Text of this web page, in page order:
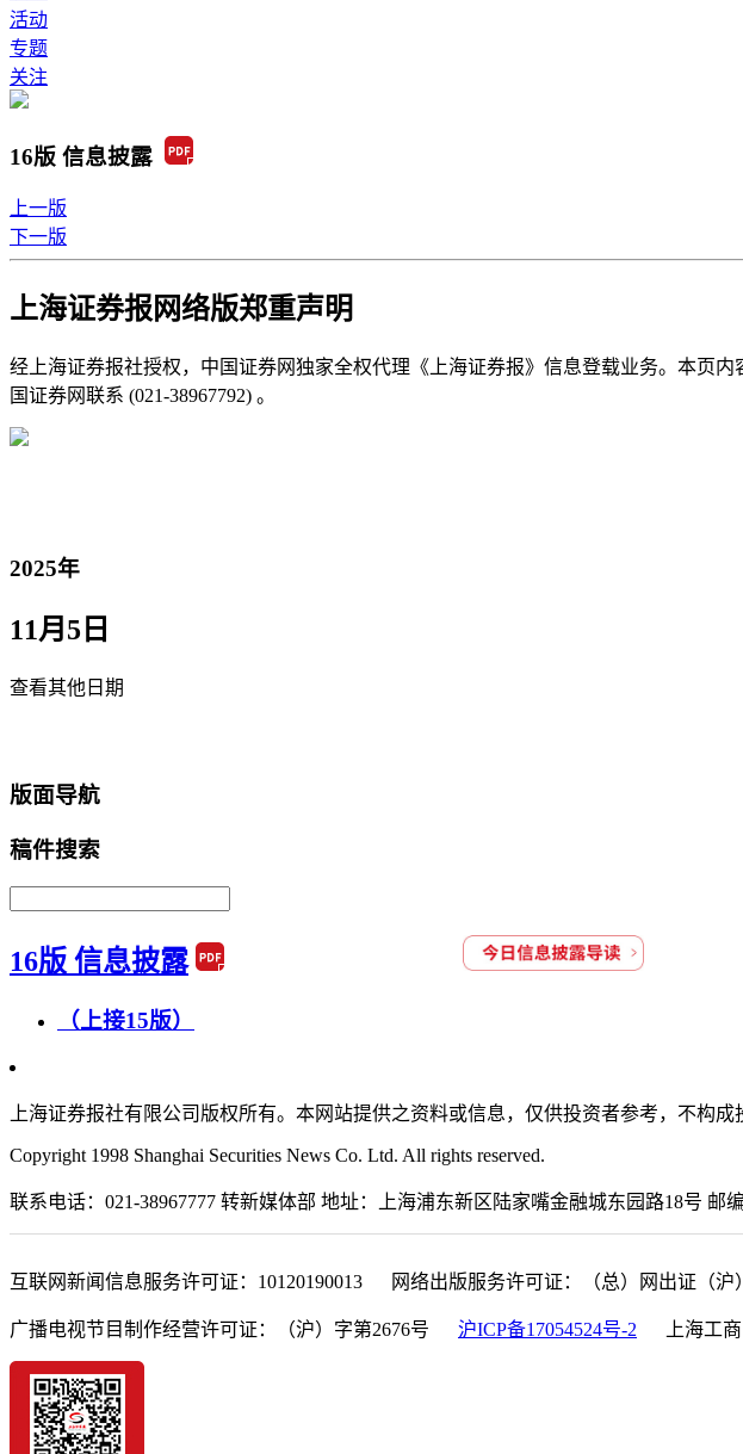
活动
专题
关注
16版 信息披露
上一版
下一版
上海证券报网络版郑重声明
经上海证券报社授权，中国证券网独家全权代理《上海证券报》信息登载业务。本页
国证券网联系 (021-38967792) 。
2025年
11月5日
查看其他日期
版面导航
稿件搜索
16版 信息披露
（上接15版）
上海证券报社有限公司版权所有。本网站提供之资料或信息，仅供投资者参考，不构成
Copyright 1998 Shanghai Securities News Co. Ltd. All rights reserved.
联系电话：021-38967777 转新媒体部 地址：上海浦东新区陆家嘴金融城东园路18号 邮
互联网新闻信息服务许可证：10120190013 网络出版服务许可证：（总）网出证（
广播电视节目制作经营许可证：（沪）字第2676号 沪ICP备17054524号-2 上海工商